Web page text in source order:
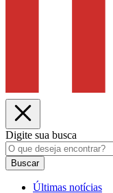
Digite sua busca
Buscar
Últimas notícias